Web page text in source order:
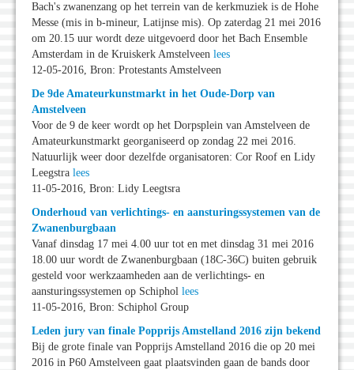
Bach's zwanenzang op het terrein van de kerkmuziek is de Hohe
Messe (mis in b-mineur, Latijnse mis). Op zaterdag 21 mei 2016
om 20.15 uur wordt deze uitgevoerd door het Bach Ensemble
Amsterdam in de Kruiskerk Amstelveen lees
12-05-2016, Bron: Protestants Amstelveen
De 9de Amateurkunstmarkt in het Oude-Dorp van
Amstelveen
Voor de 9 de keer wordt op het Dorpsplein van Amstelveen de
Amateurkunstmarkt georganiseerd op zondag 22 mei 2016.
Natuurlijk weer door dezelfde organisatoren: Cor Roof en Lidy
Leegstra lees
11-05-2016, Bron: Lidy Leegtsra
Onderhoud van verlichtings- en aansturingssystemen van de
Zwanenburgbaan
Vanaf dinsdag 17 mei 4.00 uur tot en met dinsdag 31 mei 2016
18.00 uur wordt de Zwanenburgbaan (18C-36C) buiten gebruik
gesteld voor werkzaamheden aan de verlichtings- en
aansturingssystemen op Schiphol lees
11-05-2016, Bron: Schiphol Group
Leden jury van finale Popprijs Amstelland 2016 zijn bekend
Bij de grote finale van Popprijs Amstelland 2016 die op 20 mei
2016 in P60 Amstelveen gaat plaatsvinden gaan de bands door